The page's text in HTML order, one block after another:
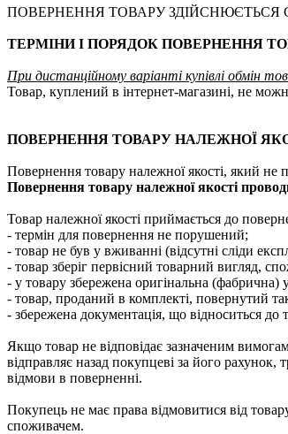
ПОВЕРНЕННЯ ТОВАРУ ЗДІЙСНЮЄТЬСЯ
ТЕРМІНИ І ПОРЯДОК ПОВЕРНЕННЯ
При дистанційному варіанті купівлі обмін
Товар, куплений в інтернет-магазині, не
ПОВЕРНЕННЯ ТОВАРУ НАЛЕЖНОЇ
Повернення товару належної якості, який
Повернення товару належної якості
Товар належної якості приймається до
- термін для повернення не порушений;
- товар не був у вживанні (відсутні сліди
- товар зберіг первісний товарний вигляд,
- у товару збережена оригінальна
- товар, проданий в комплекті, повернутий
- збережена документація, що відноситься до
Якщо товар не відповідає зазначеним
відправляє назад покупцеві за його
відмови в поверненні.
Покупець не має права відмовитися від
споживачем.